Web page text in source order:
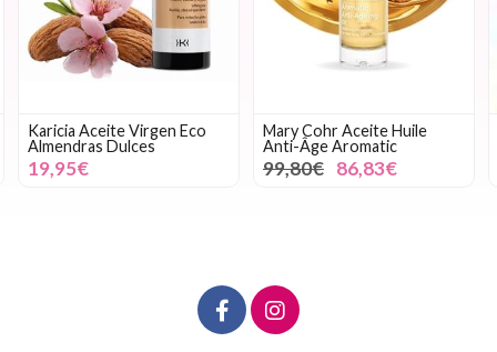
Karicia Aceite Virgen Eco
Almendras Dulces
19,95€
Mary Cohr Aceite Huile
Anti-Âge Aromatic
99,80€ 86,83€